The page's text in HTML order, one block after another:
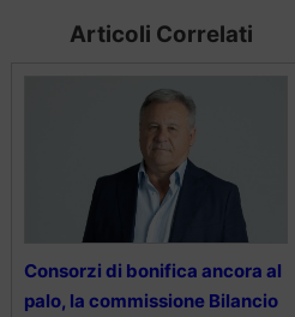
Articoli Correlati
Consorzi di bonifica ancora al
palo, la commissione Bilancio